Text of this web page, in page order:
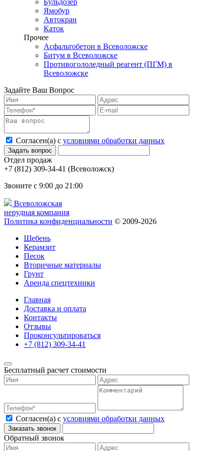
Бульдозер
Ямобур
Автокран
Каток
Прочее
Асфальтобетон в Всеволожске
Битум в Всеволожске
Противогололедный реагент (ПГМ) в
Всеволожске
Задайте Ваш Вопрос
Согласен(а) с условиями обработки данных
Отдел продаж
(Всеволожск)
Звоните с 9:00 до 21:00
Всеволожская
нерудная компания
Политика конфиденциальности © 2009-2026
Щебень
Керамзит
Песок
Вторичные материалы
Грунт
Аренда спецтехники
Главная
Доставка и оплата
Контакты
Отзывы
Проконсультироваться
Бесплатный расчет стоимости
Согласен(а) с условиями обработки данных
Обратный звонок